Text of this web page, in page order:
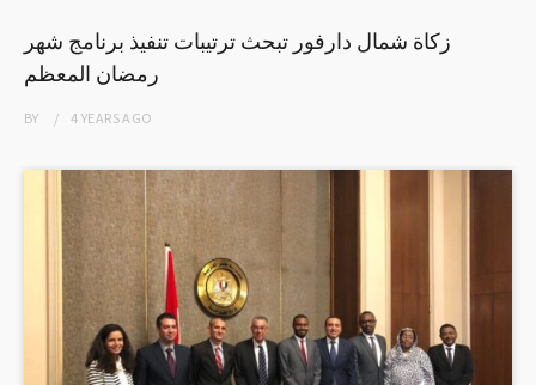
زكاة شمال دارفور تبحث ترتيبات تنفيذ برنامج شهر
رمضان المعظم
BY 4 YEARSAGO